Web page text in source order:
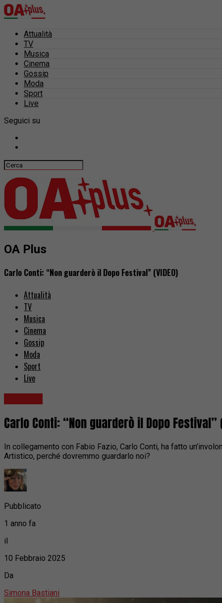
Attualità
TV
Musica
Cinema
Gossip
Moda
Sport
Live
Seguici su
OA Plus
Carlo Conti: “Non guarderò il Dopo Festival” (VIDEO)
Attualità
TV
Musica
Cinema
Gossip
Moda
Sport
Live
Carlo Conti: “Non guarderò il Dopo Festival”
In collegamento con Fabio Fazio, Carlo Conti, ha fatto
Artistico, perché dovremmo guardarlo noi?
Pubblicato
1 anno fa
il
10 Febbraio 2025
Da
Simona Bastiani